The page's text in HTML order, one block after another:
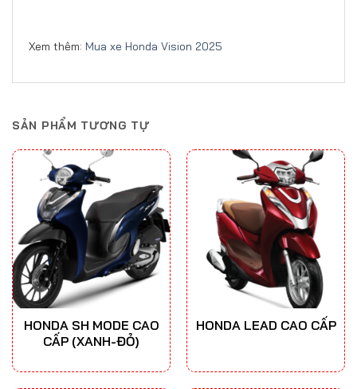
Xem thêm: Mua xe Honda Vision 2025
SẢN PHẨM TƯƠNG TỰ
HONDA SH MODE CAO
CẤP (XANH-ĐỎ)
HONDA LEAD CAO CẤP